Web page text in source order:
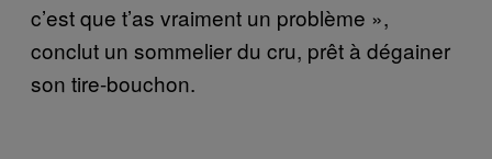
c’est que t’as vraiment un problème »,
conclut un sommelier du cru, prêt à dégainer
son tire-bouchon.